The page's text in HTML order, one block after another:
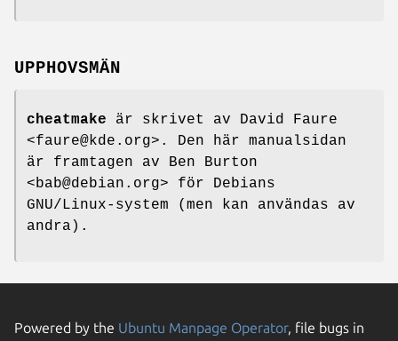
UPPHOVSMÄN
cheatmake är skrivet av David Faure
<faure@kde.org>. Den här manualsidan
är framtagen av Ben Burton
<bab@debian.org> för Debians
GNU/Linux-system (men kan användas av
andra).
Powered by the Ubuntu Manpage Operator, file bugs in